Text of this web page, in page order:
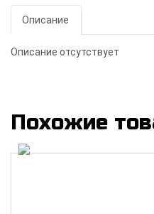
Описание
Описание отсутствует
Похожие